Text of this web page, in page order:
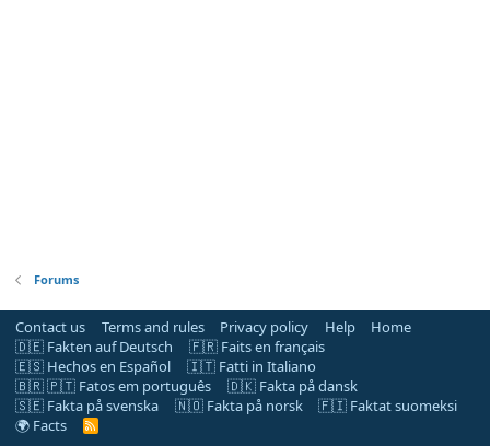
Forums
Contact us Terms and rules Privacy policy Help
Home
🇩🇪 Fakten auf Deutsch
🇫🇷 Faits en français
🇪🇸 Hechos en Español
🇮🇹 Fatti in Italiano
🇧🇷 🇵🇹 Fatos em português
🇩🇰 Fakta på dansk
🇸🇪 Fakta på svenska
🇳🇴 Fakta på norsk
🇫🇮 Faktat suomeksi
🌍 Facts
R